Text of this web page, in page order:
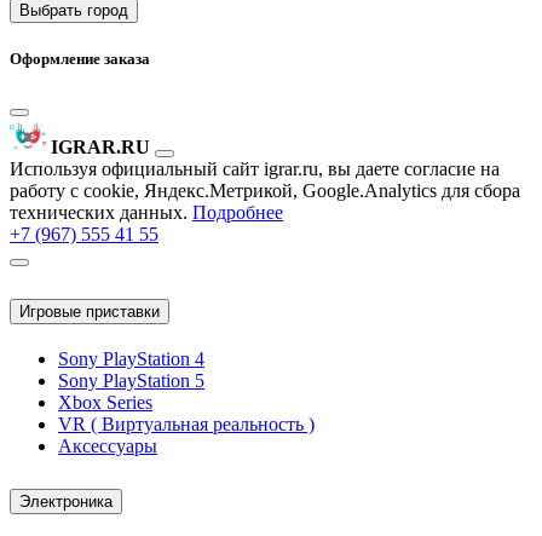
Выбрать город
Оформление заказа
IGRAR.RU
Используя официальный сайт igrar.ru, вы даете согласие на
работу с cookie, Яндекс.Метрикой, Google.Analytics для сбора
технических данных. Подробнее
+7 (967) 555 41 55
Игровые приставки
Sony PlayStation 4
Sony PlayStation 5
Xbox Series
VR ( Виртуальная реальность )
Аксессуары
Электроника